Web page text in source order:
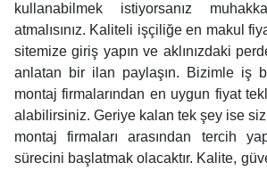
kullanabilmek istiyorsanız
atmalısınız. Kaliteli işçiliğe en makul
sitemize giriş yapın ve aklınızdaki
anlatan bir ilan paylaşın. Bizimle iş
montaj firmalarından en uygun fiyat
alabilirsiniz. Geriye kalan tek şey ise
montaj firmaları arasından tercih
sürecini başlatmak olacaktır. Kalite,